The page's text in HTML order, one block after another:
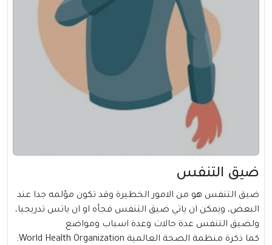
ضيق التنفس
ضيق التنفس هو من الامور الخطيرة وقد تكون مؤلمه جدا عند
البعض، ويمكن ان ياتي ضيق التنفس فجأه او ان ياتس تدريجيا،
ولضيق التنفس عدة حالات وعدة اسباب ومواضع
كما ذكرة منظمة الصحة العالمية World Health Organization: